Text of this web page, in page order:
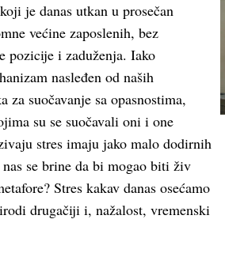
je danas utkan u prosečan
većine zaposlenih, bez
pozicije i zaduženja. Iako
nasleđen od naših
za suočavanje sa opasnostima,
su se suočavali oni i one
stres imaju jako malo dodirnih
se brine da bi mogao biti živ
Stres kakav danas osećamo
drugačiji i, nažalost, vremenski